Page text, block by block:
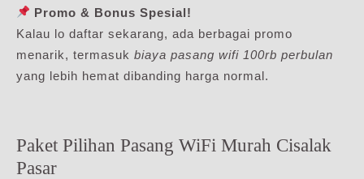
Promo & Bonus Spesial!
Kalau lo daftar sekarang, ada berbagai promo
menarik, termasuk biaya pasang wifi 100rb perbulan
yang lebih hemat dibanding harga normal.
Paket Pilihan Pasang WiFi Murah Cisalak
Pasar